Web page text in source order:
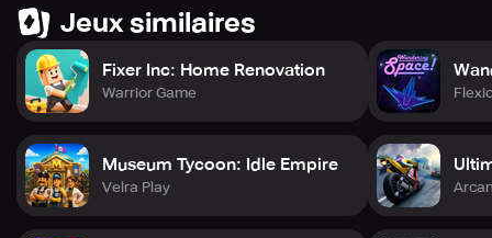
Jeux similaires
Fixer Inc: Home Renovation
Warrior Game
Museum Tycoon: Idle Empire
Velra Play